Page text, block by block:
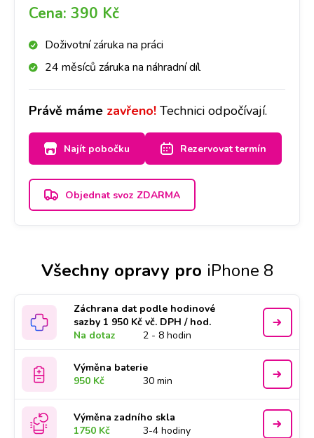
jejich zálohu.
Cena: 390 Kč
Doživotní záruka na práci
24 měsíců záruka na náhradní díl
Právě máme zavřeno! Technici odpočívají.
Najít pobočku Rezervovat termín
Objednat svoz ZDARMA
Všechny opravy pro iPhone 8
Záchrana dat podle hodinové
sazby 1 950 Kč vč. DPH / hod.
Na dotaz
2 - 8 hodin
Výměna baterie
950 Kč
30 min
Výměna zadního skla
1750 Kč
3-4 hodiny